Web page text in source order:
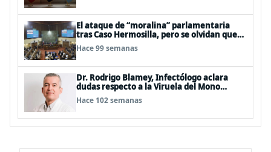
El ataque de “moralina” parlamentaria
tras Caso Hermosilla, pero se olvidan que
son los peor evaluados
Hace 99 semanas
Dr. Rodrigo Blamey, Infectólogo aclara
dudas respecto a la Viruela del Mono
(MPOX)
Hace 102 semanas